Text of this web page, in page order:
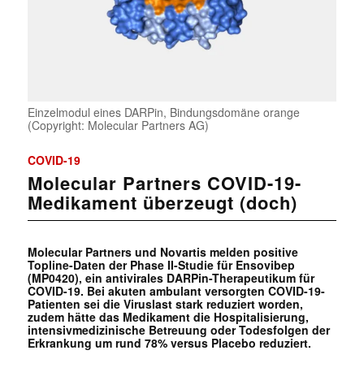
Einzelmodul eines DARPin, Bindungsdomäne orange
(Copyright: Molecular Partners AG)
COVID-19
Molecular Partners COVID-19-
Medikament überzeugt (doch)
Molecular Partners und Novartis melden positive
Topline-Daten der Phase II-Studie für Ensovibep
(MP0420), ein antivirales DARPin-Therapeutikum für
COVID-19. Bei akuten ambulant versorgten COVID-19-
Patienten sei die Viruslast stark reduziert worden,
zudem hätte das Medikament die Hospitalisierung,
intensivmedizinische Betreuung oder Todesfolgen der
Erkrankung um rund 78% versus Placebo reduziert.